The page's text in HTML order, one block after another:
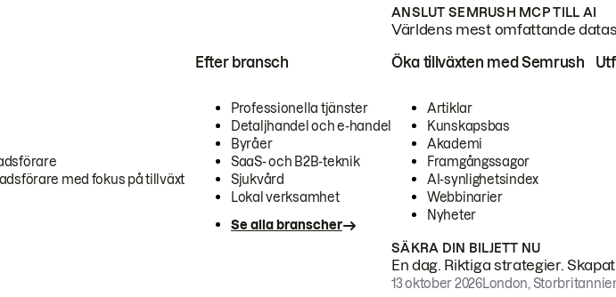
ANSLUT SEMRUSH MCP TILL AI
Världens mest omfattande
med fokus på tillväxt
Efter bransch
Professionella tjänster
Detaljhandel och e-handel
Byråer
SaaS- och B2B-teknik
Sjukvård
Lokal verksamhet
Se alla branscher
Öka tillväxten med Semrush
Artiklar
Kunskapsbas
Akademi
Framgångssagor
AI-synlighetsindex
Webbinarier
Nyheter
SÄKRA DIN BILJETT NU
En dag. Riktiga strategier.
13 oktober 2026London,